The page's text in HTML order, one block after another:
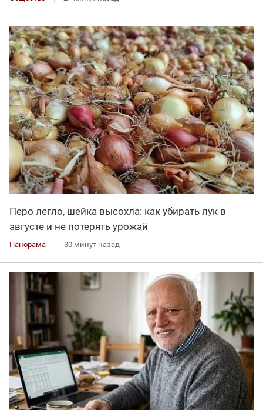
Перо легло, шейка высохла: как убирать лук в
августе и не потерять урожай
Панорама 30 минут назад